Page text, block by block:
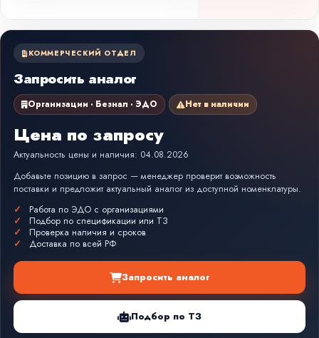
КОММЕРЧЕСКИЙ ОТДЕЛ
Запросить аналог
Организации · Безнал · ЭДО Нет в наличии
Цена по запросу
Актуальность цены и наличия: 04.08.2026
Добавьте позицию в запрос — менеджер проверит возможность
поставки и предложит актуальный аналог из доступной номенклатуры.
Работа по ЭДО с организациями
Подбор по спецификации или ТЗ
Проверка наличия и сроков
Доставка по всей РФ
Запросить аналог
Подбор по ТЗ